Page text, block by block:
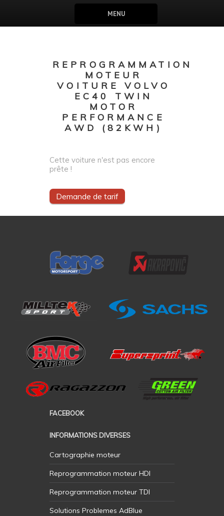
MENU
REPROGRAMMATION
MOTEUR
VOITURE VOLVO
EC40 TWIN
MOTOR
PERFORMANCE
AWD (82KWH)
Cette voiture n'est pas encore
prête !
Demande de tarif
FACEBOOK
INFORMATIONS DIVERSES
Cartographie moteur
Reprogrammation moteur HDI
Reprogrammation moteur TDI
Solutions Problemes AdBlue